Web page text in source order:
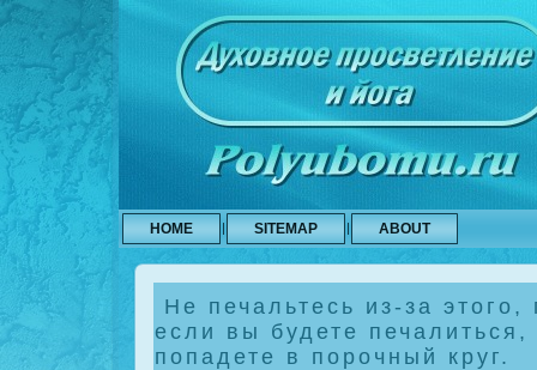
HOME SITEMAP ABOUT
Не печальтесь из-за этого,
если вы будете
попадете в порочный круг.